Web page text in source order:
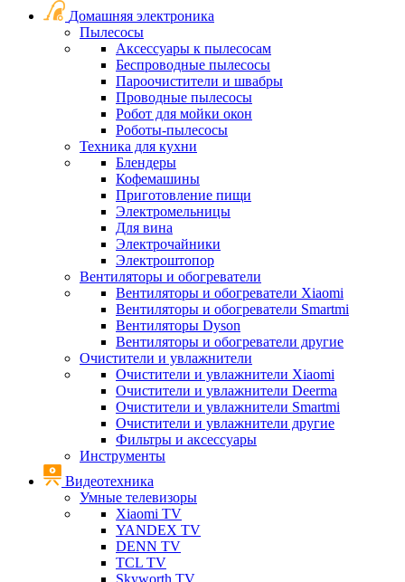
Домашняя электроника
Пылесосы
Аксессуары к пылесосам
Беспроводные пылесосы
Пароочистители и швабры
Проводные пылесосы
Робот для мойки окон
Роботы-пылесосы
Техника для кухни
Блендеры
Кофемашины
Приготовление пищи
Электромельницы
Для вина
Электрочайники
Электроштопор
Вентиляторы и обогреватели
Вентиляторы и обогреватели Xiaomi
Вентиляторы и обогреватели Smartmi
Вентиляторы Dyson
Вентиляторы и обогреватели другие
Очистители и увлажнители
Очистители и увлажнители Xiaomi
Очистители и увлажнители Deerma
Очистители и увлажнители Smartmi
Очистители и увлажнители другие
Фильтры и аксессуары
Инструменты
Видеотехника
Умные телевизоры
Xiaomi TV
YANDEX TV
DENN TV
TCL TV
Skyworth TV